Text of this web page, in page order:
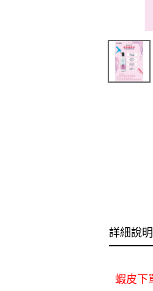
詳細說明
蝦皮下